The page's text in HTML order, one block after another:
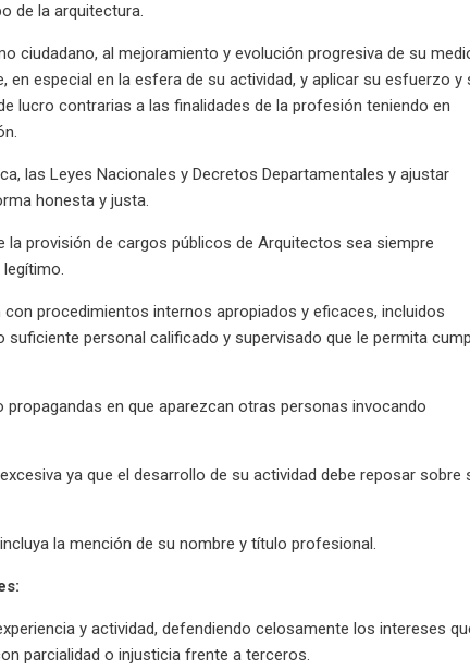
de la arquitectura.
ciudadano, al mejoramiento y evolución progresiva de su
especial en la esfera de su actividad, y aplicar su esfuerzo y
lucro contrarias a las finalidades de la profesión teniendo en
las Leyes Nacionales y Decretos Departamentales y ajustar
honesta y justa.
la provisión de cargos públicos de Arquitectos sea siempre
procedimientos internos apropiados y eficaces, incluidos
personal calificado y supervisado que le permita
en que aparezcan otras personas invocando
ya que el desarrollo de su actividad debe reposar sobre
la mención de su nombre y título profesional.
y actividad, defendiendo celosamente los intereses
parcialidad o injusticia frente a terceros.